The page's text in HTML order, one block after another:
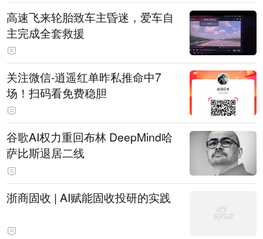
高速飞来轮胎致车主昏迷，爱车自
主完成全套救援
关注微信-逍遥红单昨私推命中7
场！扫码看免费稳胆
谷歌AI权力重回布林 DeepMind哈
萨比斯退居二线
浙商固收 | AI赋能固收投研的实践